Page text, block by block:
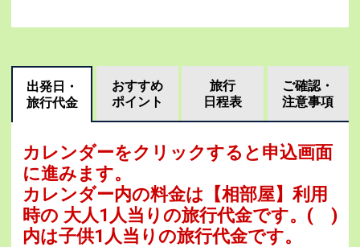
出発日・
旅行代金
おすすめ
ポイント
旅行
日程表
ご確認・
注意事項
カレンダーをクリックすると申込画面
に進みます。
カレンダー内の料金は 【相部屋】利用
時の 大人1人当りの旅行代金です。 ( )
内は子供1人当りの旅行代金です。